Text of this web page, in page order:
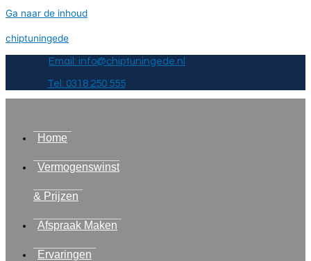
Ga naar de inhoud
chiptuningede
Email: info@chiptuningede.nl
Tel: 0318 250 555
Home
Vermogenswinst
& Prijzen
Afspraak Maken
Ervaringen